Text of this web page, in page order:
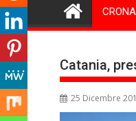
Catania,
25 Dicembre